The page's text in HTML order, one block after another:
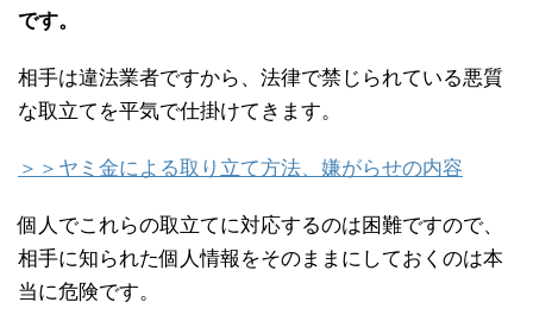
です。
相手は違法業者ですから、法律で禁じられている悪質
な取立てを平気で仕掛けてきます。
＞＞ヤミ金による取り立て方法、嫌がらせの内容
個人でこれらの取立てに対応するのは困難ですので、
相手に知られた個人情報をそのままにしておくのは本
当に危険です。